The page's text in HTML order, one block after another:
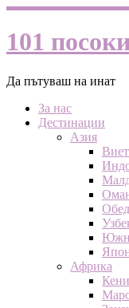
101
Да пътуваш на инат
За нас
Дестинации
Азия
Африка